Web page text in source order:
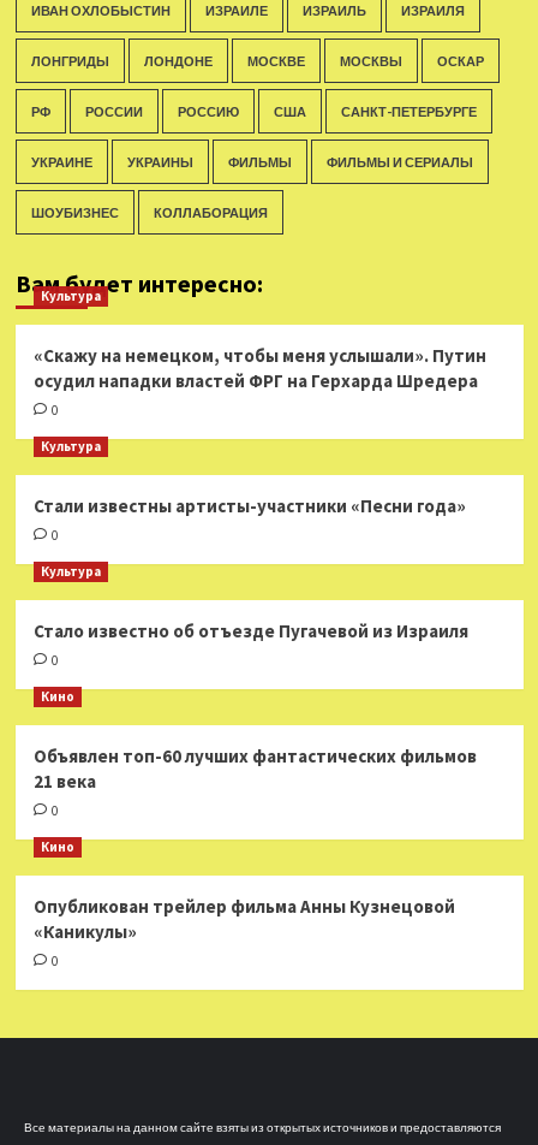
ИВАН ОХЛОБЫСТИН ИЗРАИЛЕ ИЗРАИЛЬ ИЗРАИЛЯ
ЛОНГРИДЫ ЛОНДОНЕ МОСКВЕ МОСКВЫ ОСКАР
РФ РОССИИ РОССИЮ США САНКТ-ПЕТЕРБУРГЕ
УКРАИНЕ УКРАИНЫ ФИЛЬМЫ ФИЛЬМЫ И СЕРИАЛЫ
ШОУБИЗНЕС КОЛЛАБОРАЦИЯ
Вам будет интересно:
Культура
«Скажу на немецком, чтобы меня услышали». Путин
осудил нападки властей ФРГ на Герхарда Шредера
0
Культура
Стали известны артисты-участники «Песни года»
0
Культура
Стало известно об отъезде Пугачевой из Израиля
0
Кино
Объявлен топ-60 лучших фантастических фильмов
21 века
0
Кино
Опубликован трейлер фильма Анны Кузнецовой
«Каникулы»
0
Все материалы на данном сайте взяты из открытых источников и предоставляются